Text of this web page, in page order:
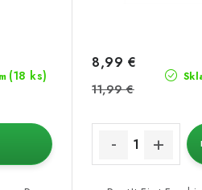
(18 ks)
8,99 €
11,99 €